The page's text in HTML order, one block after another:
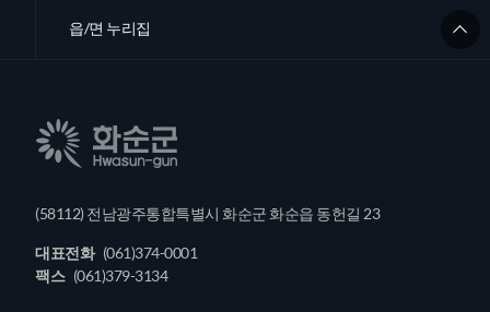
읍/면 누리집
(58112) 전남광주통합특별시 화순군 화순읍 동헌길 23
대표전화 (061)374-0001
팩스 (061)379-3134